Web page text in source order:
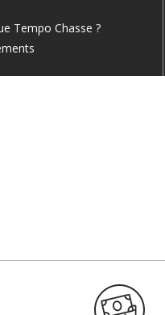
Tempo Chasse ?